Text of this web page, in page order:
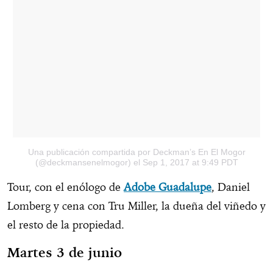
Una publicación compartida por Deckman’s En El Mogor
(@deckmansenelmogor) el Sep 1, 2017 at 9:49 PDT
Tour, con el enólogo deAdobe Guadalupe, Daniel
Lomberg y cena con Tru Miller, la dueña del viñedo y
el resto de la propiedad.
Martes 3 de junio